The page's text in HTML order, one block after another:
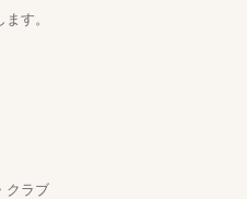
す。
クラブ